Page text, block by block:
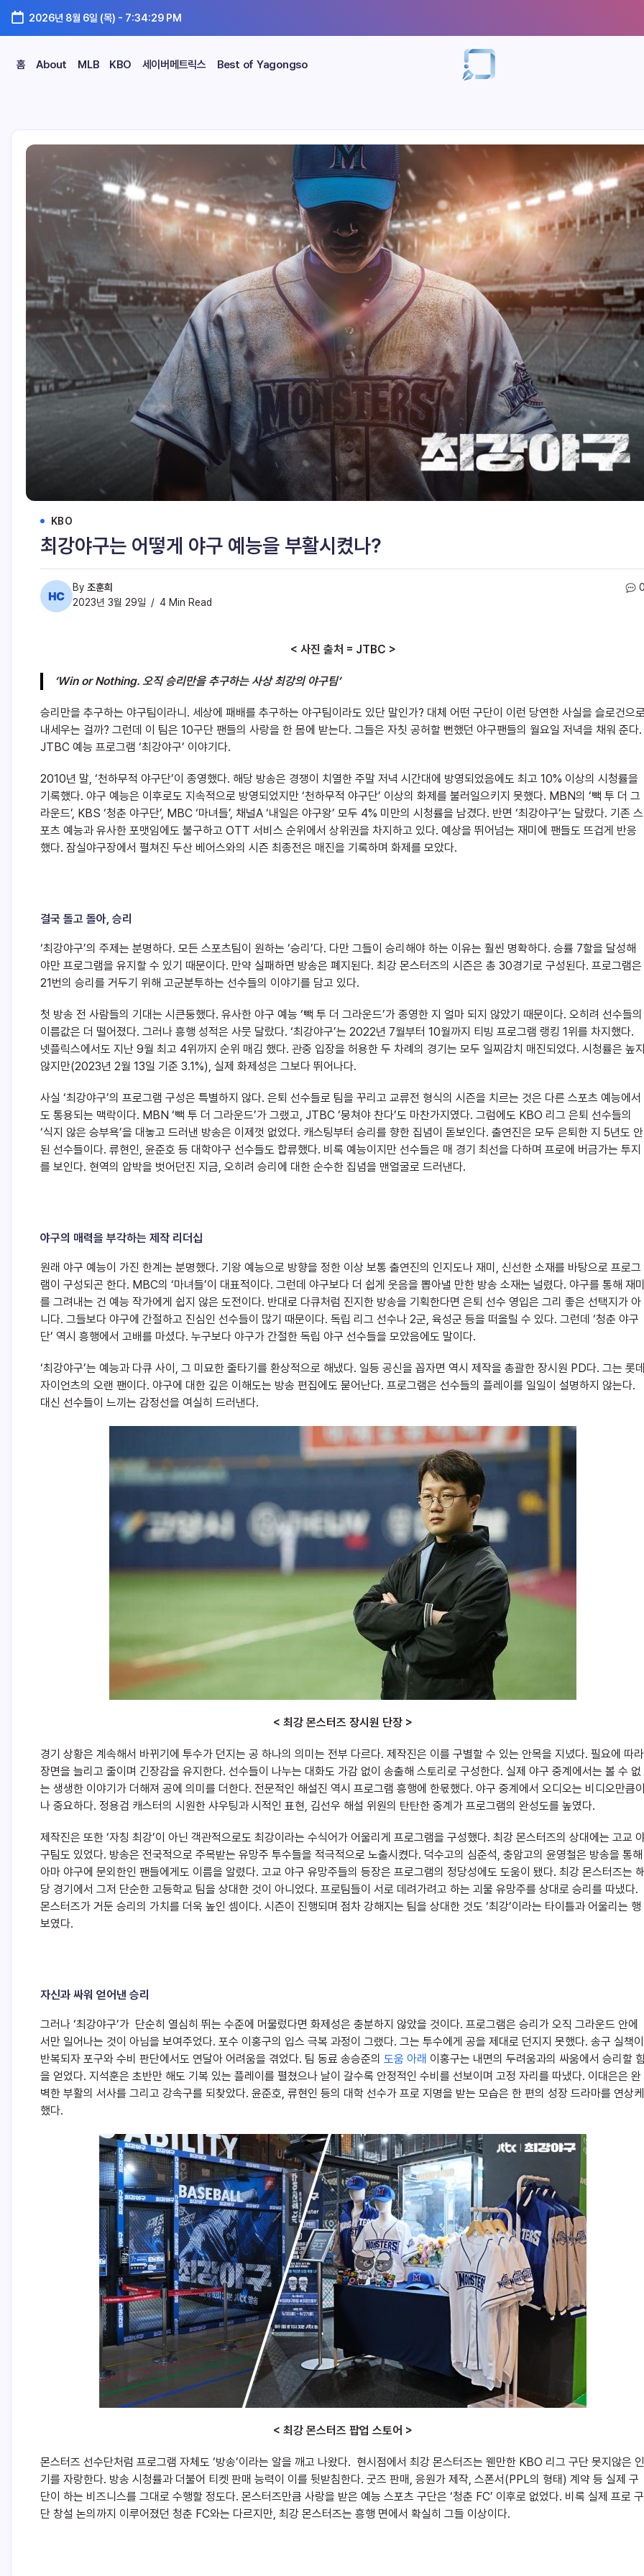
2026년 8월 6일 (목) - 7:34:31 PM
홈 About MLB KBO 세이버메트릭스 Best of Yagongso
KBO
최강야구는 어떻게 야구 예능을 부활시켰나?
By 조훈희
2023년 3월 29일
4 Min Read
< 사진 출처 = JTBC >
‘Win or Nothing. 오직 승리만을 추구하는 사상 최강의 야구팀’
승리만을 추구하는 야구팀이라니. 세상에 패배를 추구하는 야구팀이라도 있단 말인가? 대체 어떤 구단이 이런 당연한 사실을 슬로건으
내세우는 걸까? 그런데 이 팀은 10구단 팬들의 사랑을 한 몸에 받는다. 그들은 자칫 공허할 뻔했던 야구팬들의 월요일 저녁을 채워 준다.
JTBC 예능 프로그램 ‘최강야구’ 이야기다.
2010년 말, ‘천하무적 야구단’이 종영했다. 해당 방송은 경쟁이 치열한 주말 저녁 시간대에 방영되었음에도 최고 10% 이상의 시청률을
기록했다. 야구 예능은 이후로도 지속적으로 방영되었지만 ‘천하무적 야구단’ 이상의 화제를 불러일으키지 못했다. MBN의 ‘빽 투 더 그
라운드’, KBS ‘청춘 야구단’, MBC ‘마녀들’, 채널A ‘내일은 야구왕’ 모두 4% 미만의 시청률을 남겼다. 반면 ‘최강야구’는 달랐다. 기존 스
포츠 예능과 유사한 포맷임에도 불구하고 OTT 서비스 순위에서 상위권을 차지하고 있다. 예상을 뛰어넘는 재미에 팬들도 뜨겁게 반응
했다. 잠실야구장에서 펼쳐진 두산 베어스와의 시즌 최종전은 매진을 기록하며 화제를 모았다.
결국 돌고 돌아, 승리
‘최강야구’의 주제는 분명하다. 모든 스포츠팀이 원하는 ‘승리’다. 다만 그들이 승리해야 하는 이유는 훨씬 명확하다. 승률 7할을 달성해
야만 프로그램을 유지할 수 있기 때문이다. 만약 실패하면 방송은 폐지된다. 최강 몬스터즈의 시즌은 총 30경기로 구성된다. 프로그램은
21번의 승리를 거두기 위해 고군분투하는 선수들의 이야기를 담고 있다.
첫 방송 전 사람들의 기대는 시큰둥했다. 유사한 야구 예능 ‘빽 투 더 그라운드’가 종영한 지 얼마 되지 않았기 때문이다. 오히려 선수들의
이름값은 더 떨어졌다. 그러나 흥행 성적은 사뭇 달랐다. ‘최강야구’는 2022년 7월부터 10월까지 티빙 프로그램 랭킹 1위를 차지했다.
넷플릭스에서도 지난 9월 최고 4위까지 순위 매김 했다. 관중 입장을 허용한 두 차례의 경기는 모두 일찌감치 매진되었다. 시청률은 높
않지만(2023년 2월 13일 기준 3.1%), 실제 화제성은 그보다 뛰어나다.
사실 ‘최강야구’의 프로그램 구성은 특별하지 않다. 은퇴 선수들로 팀을 꾸리고 교류전 형식의 시즌을 치르는 것은 다른 스포츠 예능에서
도 통용되는 맥락이다. MBN ‘빽 투 더 그라운드’가 그랬고, JTBC ‘뭉쳐야 찬다’도 마찬가지였다. 그럼에도 KBO 리그 은퇴 선수들의
‘식지 않은 승부욕’을 대놓고 드러낸 방송은 이제껏 없었다. 캐스팅부터 승리를 향한 집념이 돋보인다. 출연진은 모두 은퇴한 지 5년도 안
된 선수들이다. 류현인, 윤준호 등 대학야구 선수들도 합류했다. 비록 예능이지만 선수들은 매 경기 최선을 다하며 프로에 버금가는 투지
를 보인다. 현역의 압박을 벗어던진 지금, 오히려 승리에 대한 순수한 집념을 맨얼굴로 드러낸다.
야구의 매력을 부각하는 제작 리더십
원래 야구 예능이 가진 한계는 분명했다. 기왕 예능으로 방향을 정한 이상 보통 출연진의 인지도나 재미, 신선한 소재를 바탕으로 프로그
램이 구성되곤 한다. MBC의 ‘마녀들’이 대표적이다. 그런데 야구보다 더 쉽게 웃음을 뽑아낼 만한 방송 소재는 널렸다. 야구를 통해 재
를 그려내는 건 예능 작가에게 쉽지 않은 도전이다. 반대로 다큐처럼 진지한 방송을 기획한다면 은퇴 선수 영입은 그리 좋은 선택지가 아
니다. 그들보다 야구에 간절하고 진심인 선수들이 많기 때문이다. 독립 리그 선수나 2군, 육성군 등을 떠올릴 수 있다. 그런데 ‘청춘 야구
단’ 역시 흥행에서 고배를 마셨다. 누구보다 야구가 간절한 독립 야구 선수들을 모았음에도 말이다.
‘최강야구’는 예능과 다큐 사이, 그 미묘한 줄타기를 환상적으로 해냈다. 일등 공신을 꼽자면 역시 제작을 총괄한 장시원 PD다. 그는 롯
자이언츠의 오랜 팬이다. 야구에 대한 깊은 이해도는 방송 편집에도 묻어난다. 프로그램은 선수들의 플레이를 일일이 설명하지 않는다.
대신 선수들이 느끼는 감정선을 여실히 드러낸다.
< 최강 몬스터즈 장시원 단장 >
경기 상황은 계속해서 바뀌기에 투수가 던지는 공 하나의 의미는 전부 다르다. 제작진은 이를 구별할 수 있는 안목을 지녔다. 필요에 따라
장면을 늘리고 줄이며 긴장감을 유지한다. 선수들이 나누는 대화도 가감 없이 송출해 스토리로 구성한다. 실제 야구 중계에서는 볼 수 없
는 생생한 이야기가 더해져 공에 의미를 더한다. 전문적인 해설진 역시 프로그램 흥행에 한몫했다. 야구 중계에서 오디오는 비디오만큼
나 중요하다. 정용검 캐스터의 시원한 샤우팅과 시적인 표현, 김선우 해설 위원의 탄탄한 중계가 프로그램의 완성도를 높였다.
제작진은 또한 ‘자칭 최강’이 아닌 객관적으로도 최강이라는 수식어가 어울리게 프로그램을 구성했다. 최강 몬스터즈의 상대에는 고교
구팀도 있었다. 방송은 전국적으로 주목받는 유망주 투수들을 적극적으로 노출시켰다. 덕수고의 심준석, 충암고의 윤영철은 방송을 통해
아마 야구에 문외한인 팬들에게도 이름을 알렸다. 고교 야구 유망주들의 등장은 프로그램의 정당성에도 도움이 됐다. 최강 몬스터즈는
당 경기에서 그저 단순한 고등학교 팀을 상대한 것이 아니었다. 프로팀들이 서로 데려가려고 하는 괴물 유망주를 상대로 승리를 따냈다.
몬스터즈가 거둔 승리의 가치를 더욱 높인 셈이다. 시즌이 진행되며 점차 강해지는 팀을 상대한 것도 ‘최강’이라는 타이틀과 어울리는 행
보였다.
자신과 싸워 얻어낸 승리
그러나 ‘최강야구’가 단순히 열심히 뛰는 수준에 머물렀다면 화제성은 충분하지 않았을 것이다. 프로그램은 승리가 오직 그라운드 안에
서만 일어나는 것이 아님을 보여주었다. 포수 이홍구의 입스 극복 과정이 그랬다. 그는 투수에게 공을 제대로 던지지 못했다. 송구 실책이
반복되자 포구와 수비 판단에서도 연달아 어려움을 겪었다. 팀 동료 송승준의 도움 아래 이홍구는 내면의 두려움과의 싸움에서 승리할
을 얻었다. 지석훈은 초반만 해도 기복 있는 플레이를 펼쳤으나 날이 갈수록 안정적인 수비를 선보이며 고정 자리를 따냈다. 이대은은 완
벽한 부활의 서사를 그리고 강속구를 되찾았다. 윤준호, 류현인 등의 대학 선수가 프로 지명을 받는 모습은 한 편의 성장 드라마를 연상케
했다.
< 최강 몬스터즈 팝업 스토어 >
몬스터즈 선수단처럼 프로그램 자체도 ‘방송’이라는 알을 깨고 나왔다. 현시점에서 최강 몬스터즈는 웬만한 KBO 리그 구단 못지않은 인
기를 자랑한다. 방송 시청률과 더불어 티켓 판매 능력이 이를 뒷받침한다. 굿즈 판매, 응원가 제작, 스폰서(PPL의 형태) 계약 등 실제 구
단이 하는 비즈니스를 그대로 수행할 정도다. 몬스터즈만큼 사랑을 받은 예능 스포츠 구단은 ‘청춘 FC’ 이후로 없었다. 비록 실제 프로 구
단 창설 논의까지 이루어졌던 청춘 FC와는 다르지만, 최강 몬스터즈는 흥행 면에서 확실히 그들 이상이다.